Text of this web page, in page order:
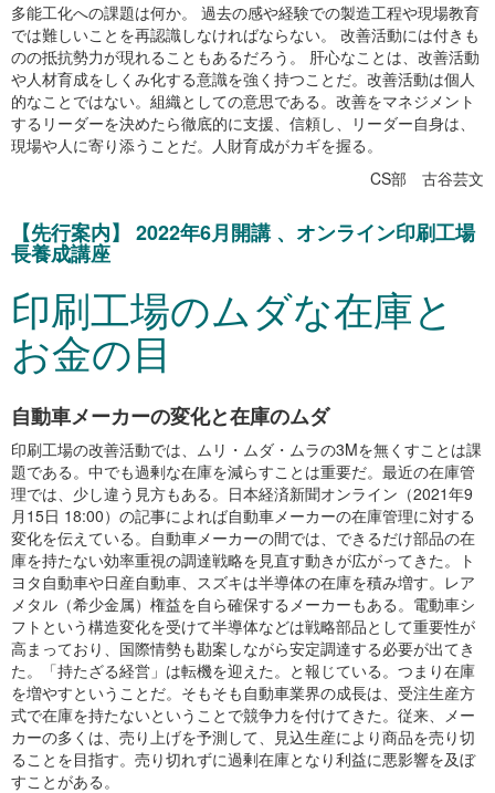
多能工化への課題は何か。 過去の感や経験での製造工程や現場教育
では難しいことを再認識しなければならない。 改善活動には付きも
のの抵抗勢力が現れることもあるだろう。 肝心なことは、改善活動
や人材育成をしくみ化する意識を強く持つことだ。改善活動は個人
的なことではない。組織としての意思である。改善をマネジメント
するリーダーを決めたら徹底的に支援、信頼し、リーダー自身は、
現場や人に寄り添うことだ。人財育成がカギを握る。
CS部 古谷芸文
【先行案内】 2022年6月開講 、オンライン印刷工場
長養成講座
印刷工場のムダな在庫と
お金の目
自動車メーカーの変化と在庫のムダ
印刷工場の改善活動では、ムリ・ムダ・ムラの3Mを無くすことは課
題である。中でも過剰な在庫を減らすことは重要だ。最近の在庫管
理では、少し違う見方もある。日本経済新聞オンライン（2021年9
月15日 18:00）の記事によれば自動車メーカーの在庫管理に対する
変化を伝えている。自動車メーカーの間では、できるだけ部品の在
庫を持たない効率重視の調達戦略を見直す動きが広がってきた。ト
ヨタ自動車や日産自動車、スズキは半導体の在庫を積み増す。レア
メタル（希少金属）権益を自ら確保するメーカーもある。電動車シ
フトという構造変化を受けて半導体などは戦略部品として重要性が
高まっており、国際情勢も勘案しながら安定調達する必要が出てき
た。「持たざる経営」は転機を迎えた。と報じている。つまり在庫
を増やすということだ。そもそも自動車業界の成長は、受注生産方
式で在庫を持たないということで競争力を付けてきた。従来、メー
カーの多くは、売り上げを予測して、見込生産により商品を売り切
ることを目指す。売り切れずに過剰在庫となり利益に悪影響を及ぼ
すことがある。